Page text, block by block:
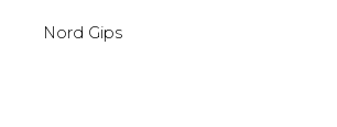
Nord Gips